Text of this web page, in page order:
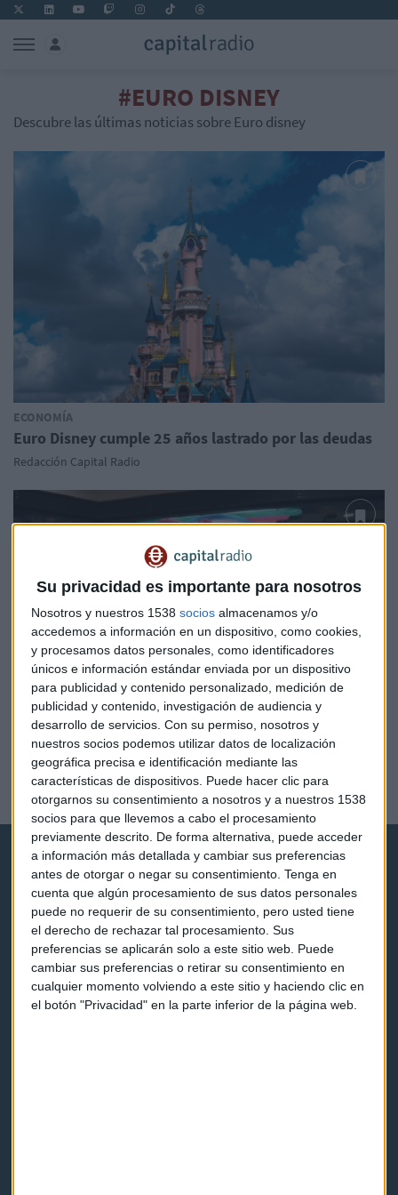
Su privacidad es importante para nosotros
Nosotros y nuestros 1538 socios almacenamos y/o
accedemos a información en un dispositivo, como cookies,
y procesamos datos personales, como identificadores
únicos e información estándar enviada por un dispositivo
para publicidad y contenido personalizado, medición de
publicidad y contenido, investigación de audiencia y
desarrollo de servicios. Con su permiso, nosotros y
nuestros socios podemos utilizar datos de localización
geográfica precisa e identificación mediante las
características de dispositivos. Puede hacer clic para
otorgarnos su consentimiento a nosotros y a nuestros 1538
socios para que llevemos a cabo el procesamiento
previamente descrito. De forma alternativa, puede acceder
a información más detallada y cambiar sus preferencias
antes de otorgar o negar su consentimiento. Tenga en
cuenta que algún procesamiento de sus datos personales
puede no requerir de su consentimiento, pero usted tiene
el derecho de rechazar tal procesamiento. Sus
preferencias se aplicarán solo a este sitio web. Puede
cambiar sus preferencias o retirar su consentimiento en
cualquier momento volviendo a este sitio y haciendo clic en
el botón "Privacidad" en la parte inferior de la página web.
#EURO DISNEY
Descubre las últimas noticias sobre Euro disney
ECONOMÍA
Euro Disney cumple 25 años lastrado por las deudas
Redacción Capital Radio
EMPRESAS
Disney sale al rescate de Euro Disney
Redacción Capital Radio
Capital Radio
Noticias